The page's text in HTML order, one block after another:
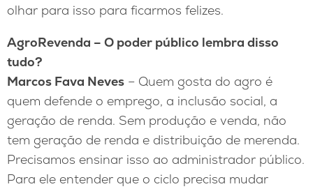
olhar para isso para ficarmos felizes.
AgroRevenda – O poder público lembra disso
tudo?
Marcos Fava Neves – Quem gosta do agro é
quem defende o emprego, a inclusão social, a
geração de renda. Sem produção e venda, não
tem geração de renda e distribuição de merenda.
Precisamos ensinar isso ao administrador público.
Para ele entender que o ciclo precisa mudar